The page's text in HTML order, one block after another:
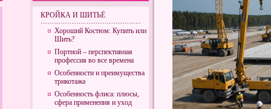
КРОЙКА И ШИТЬЁ
Хороший Костюм: Купить или
Шить?
Портной – перспективная
профессия во все времена
Особенности и преимущества
трикотажа
Особенность флиса: плюсы,
сфера применения и уход